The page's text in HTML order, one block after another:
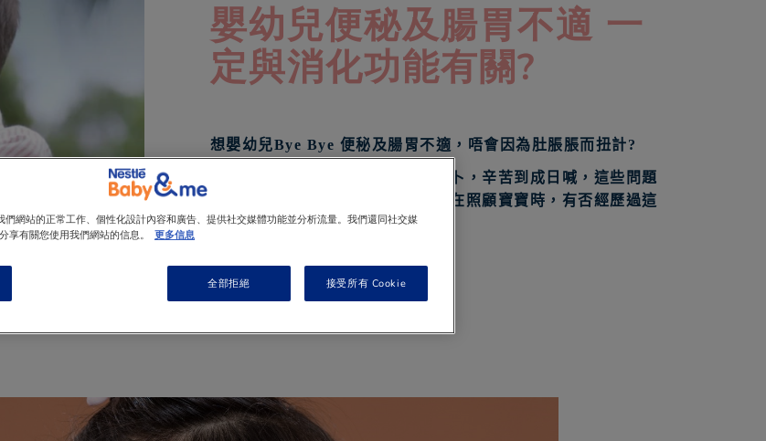
嬰幼兒便秘及腸胃不適 一
定與消化功能有關?
想嬰幼兒Bye Bye 便秘及腸胃不適，唔會因為肚脹脹而扭計?
寶寶幾日沒有便便，谷到肚仔脹卜卜，辛苦到成日喊，這些問題
令媽媽們頭痛又心痛！不知道您們在照顧寶寶時，有否經歷過這
情況?
1 minto read
們網站的正常工作、個性化設計內容和廣告、提供社交媒體功能並分析流量。我們還同社交媒
享有關您使用我們網站的信息。
更多信息
全部拒絕 接受所有 Cookie